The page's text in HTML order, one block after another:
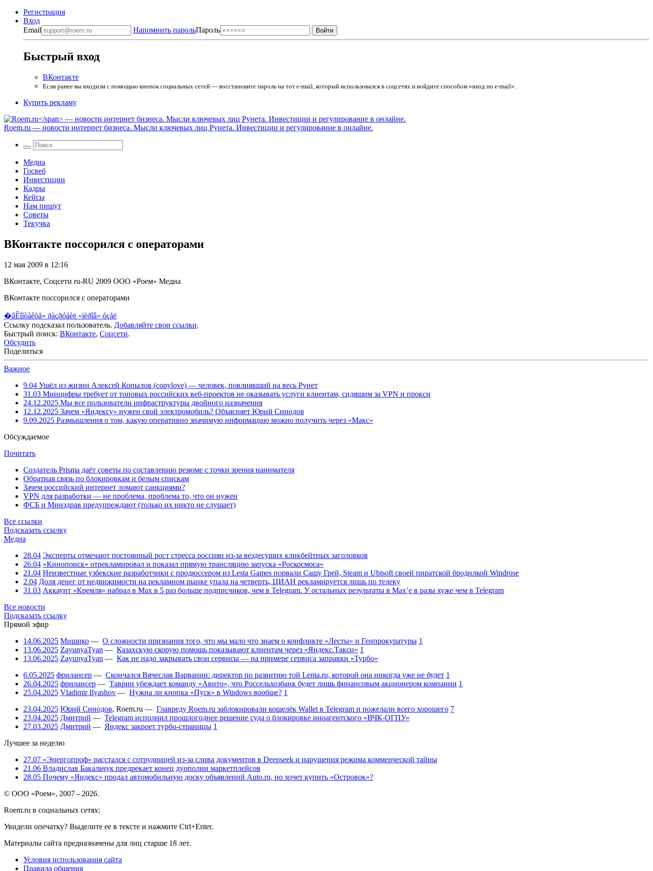
Регистрация
Вход
Email
Напомнить парольПароль
Быстрый вход
ВКонтакте
Если ранее вы входили с помощью кнопок социальных сетей — восстановите пароль на тот e-mail, который использовался в соцсетях и войдите способом «вход по e-mail».
Купить рекламу
Roem.ru — новости интернет бизнеса. Мысли ключевых лиц Рунета. Инвестиции и регулирование в онлайне.
Медиа
Госвеб
Инвестиции
Кадры
Кейсы
Нам пишут
Советы
Текучка
ВКонтакте поссорился с операторами
12 мая 2009 в 12:16
ВКонтакте, Соцсети ru-RU 2009 ООО «Роем» Медиа
ВКонтакте поссорился с операторами
�âÊîíòàêòå» ðàçðóáèë «ïèðîâ» óçåë
Ссылку подсказал пользователь. Добавляйте свои ссылки.
Быстрый поиск: ВКонтакте, Соцсети.
Обсудить
Поделиться
Важное
9.04 Ушёл из жизни Алексей Копылов (copylove) — человек, повлиявший на весь Рунет
31.03 Минцифры требует от топовых российских веб-проектов не оказывать услуги клиентам, сидящим за VPN и прокси
24.12.2025 Мы все пользователи инфраструктуры двойного назначения
12.12.2025 Зачем «Яндексу» нужен свой электромобиль? Объясняет Юрий Синодов
9.09.2025 Размышления о том, какую оперативно значимую информацию можно получить через «Макс»
Обсуждаемое
Почитать
Создатель Prisma даёт советы по составлению резюме с точки зрения нанимателя
Обратная связь по блокировкам и белым спискам
Зачем российский интернет ломают санкциями?
VPN для разработки — не проблема, проблема то, что он нужен
ФСБ и Минздрав предупреждают (только их никто не слушает)
Все ссылки
Подсказать ссылку
Медиа
28.04 Эксперты отмечают постоянный рост стресса россиян из-за вездесущих кликбейтных заголовков
26.04 «Кинопоиск» отрекламировал и показал прямую трансляцию запуска «Роскосмоса»
21.04 Неизвестные узбекские разработчики с продюссером из Lesta Games порвали Сашу Грей, Steam и Ubisoft своей пиратской бродилкой Windrose
2.04 Доля денег от недвижимости на рекламном рынке упала на четверть, ЦИАН рекламируется лишь по телеку
31.03 Аккаунт «Кремля» набрал в Max в 5 раз больше подписчиков, чем в Telegram. У остальных результаты в Max’е в разы хуже чем в Telegram
Все новости
Подсказать ссылку
Прямой эфир
14.06.2025 Мишико — О сложности признания того, что мы мало что знаем о конфликте «Лесты» и Генпрокуратуры 1
13.06.2025 ZayunyaTyan — Казахскую скорую помощь показывают клиентам через «Яндекс.Такси» 1
13.06.2025 ZayunyaTyan — Как не надо закрывать свои сервисы — на примере сервиса заправки «Турбо»
6.05.2025 фрилансер — Скончался Вячеслав Варванин: директор по развитию той Lenta.ru, которой она никогда уже не будет 1
26.04.2025 фрилансер — Таврин убеждает команду «Авито», что Россельхозбанк будет лишь финансовым акционером компании 1
25.04.2025 Vladimir Ilyashov — Нужна ли кнопка «Пуск» в Windows вообще? 1
23.04.2025 Юрий Синодов, Roem.ru — Главреду Roem.ru заблокировали кошелёк Wallet в Telegram и пожелали всего хорошего 7
23.04.2025 Дмитрий — Telegram исполнил прошлогоднее решение суда о блокировке иноагентского «ВЧК-ОГПУ»
27.03.2025 Дмитрий — Яндекс закроет турбо-страницы 1
Лучшее за неделю
27.07 «Энергопроф» расстался с сотрудницей из-за слива документов в Deepseek и нарушения режима коммерческой тайны
21.06 Владислав Бакальчук предрекает конец дуополии маркетплейсов
28.05 Почему «Яндекс» продал автомобильную доску объявлений Auto.ru, но хочет купить «Островок»?
© ООО «Роем», 2007 – 2026.
Roem.ru в социальных сетях:
Увидели опечатку? Выделите ее в тексте и нажмите Ctrl+Enter.
Материалы сайта предназначены для лиц старше 18 лет.
Условия использования сайта
Правила общения